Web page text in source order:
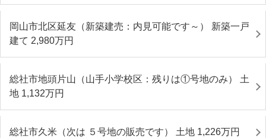
岡山市北区延友（新築建売：内見可能です～） 新築一戸
建て 2,980万円
総社市地頭片山（山手小学校区：残りは①号地のみ） 土
地 1,132万円
総社市久米（次は ５号地の販売です） 土地 1,226万円